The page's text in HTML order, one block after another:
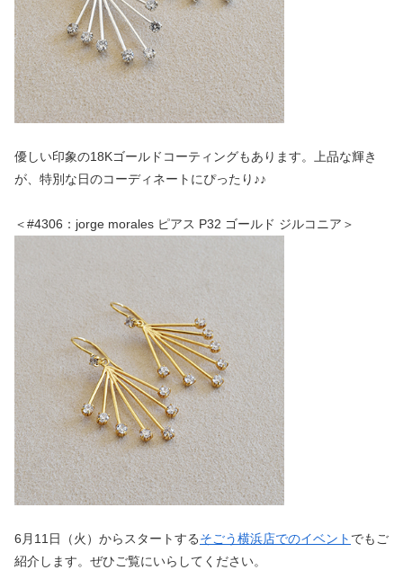
優しい印象の18Kゴールドコーティングもあります。上品な輝き
が、特別な日のコーディネートにぴったり♪♪
＜#4306：jorge morales ピアス P32 ゴールド ジルコニア＞
6月11日（火）からスタートするそごう横浜店でのイベント でもご
紹介します。ぜひご覧にいらしてください。